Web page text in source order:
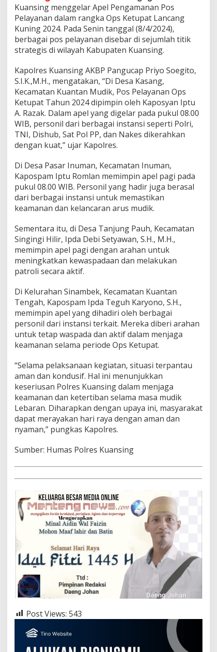
o
s
P
e
l
a
a
n
a
n
u
n
t
u
O
s
K
e
u
p
t
L
a
n
c
a
g
u
n
i
n
g
2
2
4
Kuansing menggelar Apel Pengamanan Pos
Pelayanan dalam rangka Ops Ketupat Lancang
Kuning 2024. Pada Senin tanggal (8/4/2024),
berbagai pos pelayanan disebar di sejumlah titik
strategis di wilayah Kabupaten Kuansing.
Kapolres Kuansing AKBP Pangucap Priyo Soegito,
S.I.K.,M.H., mengatakan, “Di Desa Kasang,
Kecamatan Kuantan Mudik, Pos Pelayanan Ops
Ketupat Tahun 2024 dipimpin oleh Kaposyan Iptu
A. Razak. Dalam apel yang digelar pada pukul 08.00
WIB, personil dari berbagai instansi seperti Polri,
TNI, Dishub, Sat Pol PP, dan Nakes dikerahkan
dengan kuat,” ujar Kapolres.
Di Desa Pasar Inuman, Kecamatan Inuman,
Kapospam Iptu Romlan memimpin apel pagi pada
pukul 08.00 WIB. Personil yang hadir juga berasal
dari berbagai instansi untuk memastikan
keamanan dan kelancaran arus mudik.
Sementara itu, di Desa Tanjung Pauh, Kecamatan
Singingi Hilir, Ipda Debi Setyawan, S.H., M.H.,
memimpin apel pagi dengan arahan untuk
meningkatkan kewaspadaan dan melakukan
patroli secara aktif.
Di Kelurahan Sinambek, Kecamatan Kuantan
Tengah, Kapospam Ipda Teguh Karyono, S.H.,
memimpin apel yang dihadiri oleh berbagai
personil dari instansi terkait. Mereka diberi arahan
untuk tetap waspada dan aktif dalam menjaga
keamanan selama periode Ops Ketupat.
“Selama pelaksanaan kegiatan, situasi terpantau
aman dan kondusif. Hal ini menunjukkan
keseriusan Polres Kuansing dalam menjaga
keamanan dan ketertiban selama masa mudik
Lebaran. Diharapkan dengan upaya ini, masyarakat
dapat merayakan hari raya dengan aman dan
nyaman,” pungkas Kapolres.
Sumber: Humas Polres Kuansing
Post Views: 543